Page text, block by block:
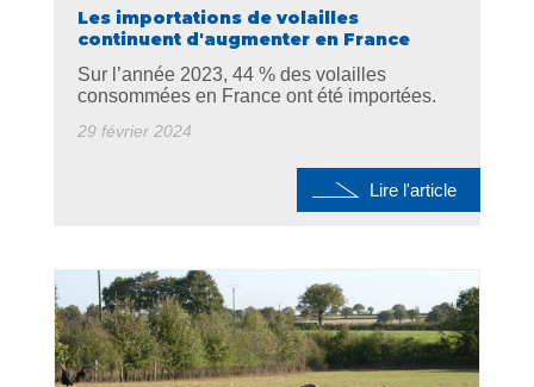
Les importations de volailles
continuent d'augmenter en France
Sur l’année 2023, 44 % des volailles
consommées en France ont été importées.
29 février 2024
Lire l'article